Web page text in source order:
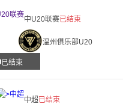
中U20联赛已结束
温州俱乐部U20
已结束
中超已结束